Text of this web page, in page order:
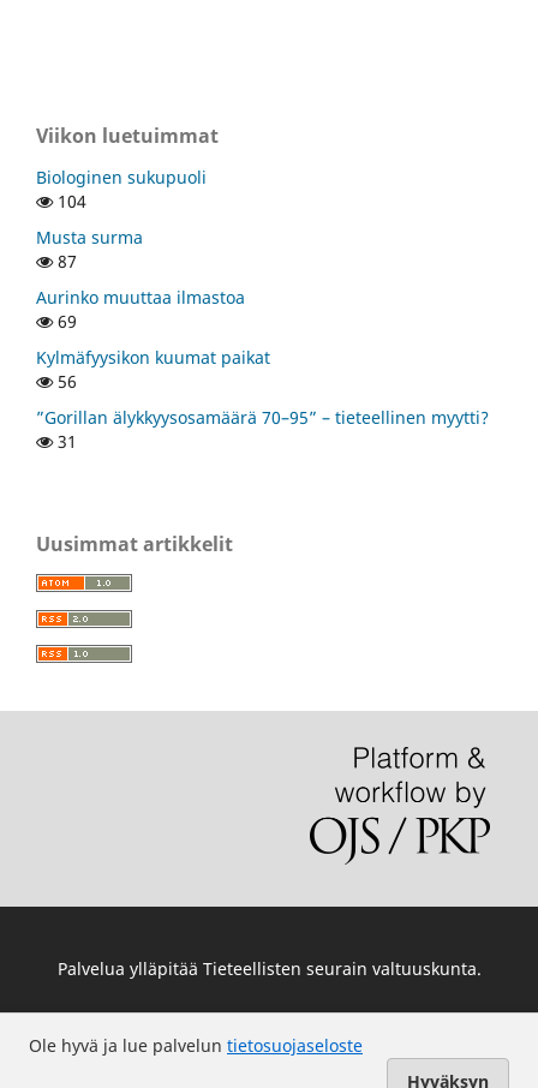
Viikon luetuimmat
Biologinen sukupuoli
104
Musta surma
87
Aurinko muuttaa ilmastoa
69
Kylmäfyysikon kuumat paikat
56
”Gorillan älykkyysosamäärä 70–95” – tieteellinen myytti?
31
Uusimmat artikkelit
Ole hyvä ja lue palvelun tietosuojaseloste
Hyväksyn
Palvelua ylläpitää Tieteellisten seurain valtuuskunta.